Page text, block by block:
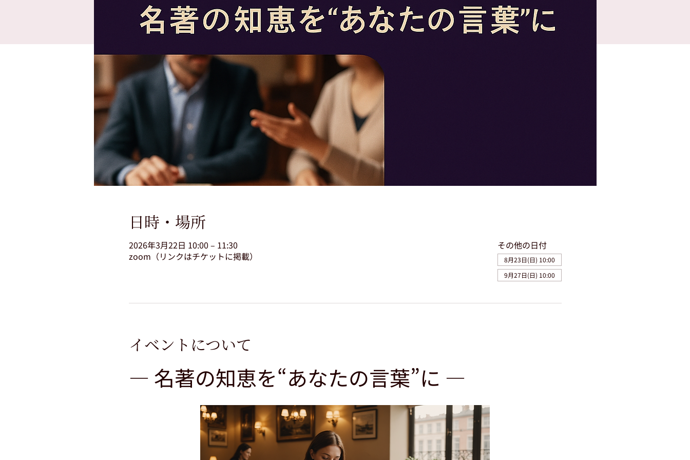
日時・場所
2026年3月22日 10:00 – 11:30
zoom（リンクはチケットに掲載）
その他の日付
8月23日(日) 10:00
9月27日(日) 10:00
イベントについて
― 名著の知恵を“あなたの言葉”に ―